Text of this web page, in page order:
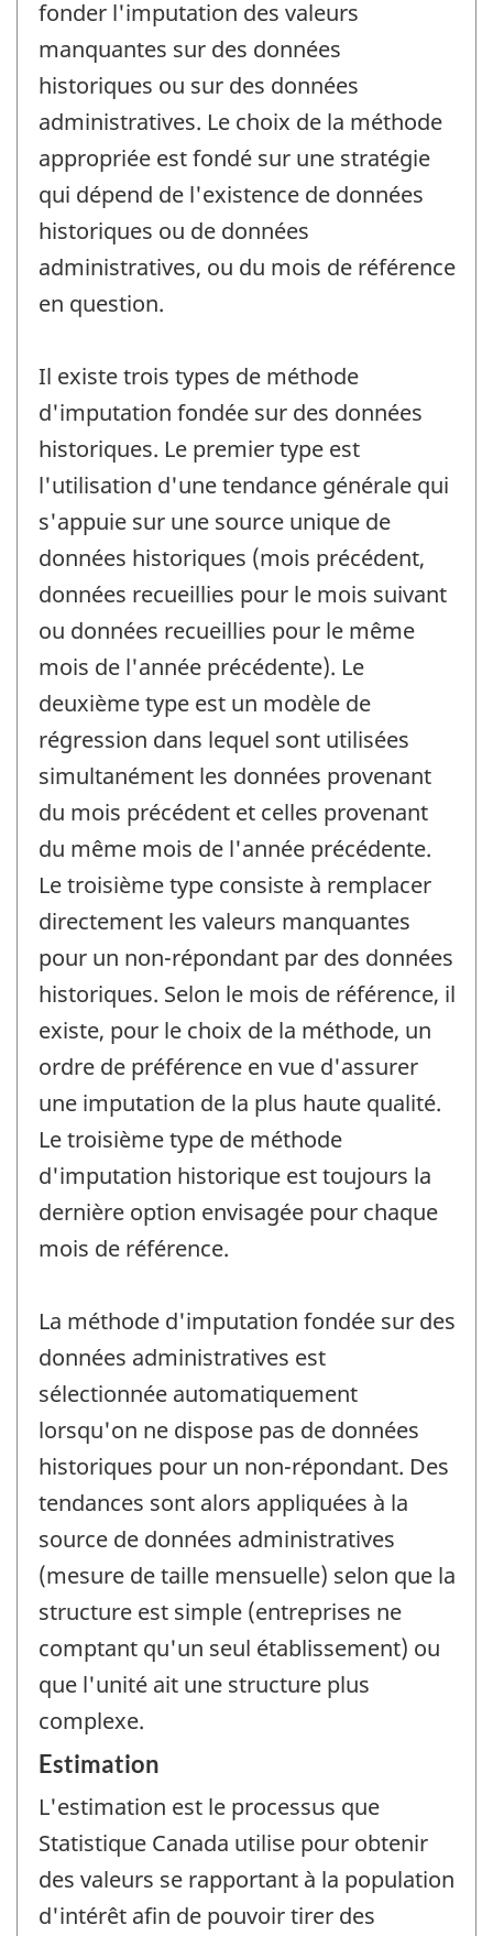
fonder l'imputation des valeurs
manquantes sur des données
historiques ou sur des données
administratives. Le choix de la méthode
appropriée est fondé sur une stratégie
qui dépend de l'existence de données
historiques ou de données
administratives, ou du mois de référence
en question.
Il existe trois types de méthode
d'imputation fondée sur des données
historiques. Le premier type est
l'utilisation d'une tendance générale qui
s'appuie sur une source unique de
données historiques (mois précédent,
données recueillies pour le mois suivant
ou données recueillies pour le même
mois de l'année précédente). Le
deuxième type est un modèle de
régression dans lequel sont utilisées
simultanément les données provenant
du mois précédent et celles provenant
du même mois de l'année précédente.
Le troisième type consiste à remplacer
directement les valeurs manquantes
pour un non-répondant par des données
historiques. Selon le mois de référence, il
existe, pour le choix de la méthode, un
ordre de préférence en vue d'assurer
une imputation de la plus haute qualité.
Le troisième type de méthode
d'imputation historique est toujours la
dernière option envisagée pour chaque
mois de référence.
La méthode d'imputation fondée sur des
données administratives est
sélectionnée automatiquement
lorsqu'on ne dispose pas de données
historiques pour un non-répondant. Des
tendances sont alors appliquées à la
source de données administratives
(mesure de taille mensuelle) selon que la
structure est simple (entreprises ne
comptant qu'un seul établissement) ou
que l'unité ait une structure plus
complexe.
Estimation
L'estimation est le processus que
Statistique Canada utilise pour obtenir
des valeurs se rapportant à la population
d'intérêt afin de pouvoir tirer des